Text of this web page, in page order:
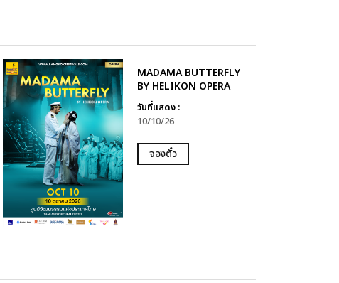
MADAMA BUTTERFLY
BY HELIKON OPERA
วันที่แสดง :
10/10/26
จองตั๋ว